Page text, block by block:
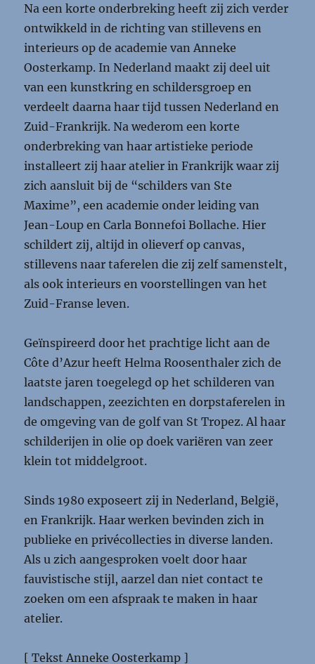
Na een korte onderbreking heeft zij zich verder
ontwikkeld in de richting van stillevens en
interieurs op de academie van Anneke
Oosterkamp. In Nederland maakt zij deel uit
van een kunstkring en schildersgroep en
verdeelt daarna haar tijd tussen Nederland en
Zuid-Frankrijk. Na wederom een korte
onderbreking van haar artistieke periode
installeert zij haar atelier in Frankrijk waar zij
zich aansluit bij de “schilders van Ste
Maxime”, een academie onder leiding van
Jean-Loup en Carla Bonnefoi Bollache. Hier
schildert zij, altijd in olieverf op canvas,
stillevens naar taferelen die zij zelf samenstelt,
als ook interieurs en voorstellingen van het
Zuid-Franse leven.
Geïnspireerd door het prachtige licht aan de
Côte d’Azur heeft Helma Roosenthaler zich de
laatste jaren toegelegd op het schilderen van
landschappen, zeezichten en dorpstaferelen in
de omgeving van de golf van St Tropez. Al haar
schilderijen in olie op doek variëren van zeer
klein tot middelgroot.
Sinds 1980 exposeert zij in Nederland, België,
en Frankrijk. Haar werken bevinden zich in
publieke en privécollecties in diverse landen.
Als u zich aangesproken voelt door haar
fauvistische stijl, aarzel dan niet contact te
zoeken om een afspraak te maken in haar
atelier.
[ Tekst Anneke Oosterkamp ]